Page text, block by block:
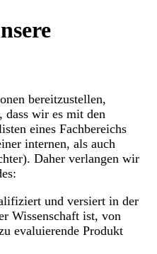
bereitzustellen,
dass wir es mit den
eines Fachbereichs
internen, als auch
Daher verlangen wir
und versiert in der
Wissenschaft ist, von
evaluierende Produkt